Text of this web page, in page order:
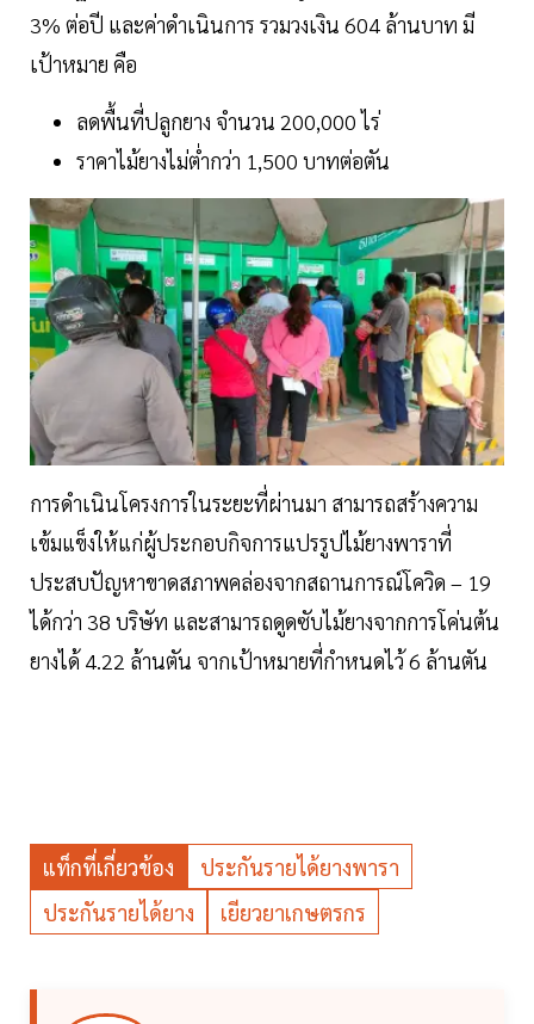
3% ต่อปี และค่าดำเนินการ รวมวงเงิน 604 ล้านบาท มี
เป้าหมาย คือ
ลดพื้นที่ปลูกยาง จำนวน 200,000 ไร่
ราคาไม้ยางไม่ต่ำกว่า 1,500 บาทต่อตัน
การดำเนินโครงการในระยะที่ผ่านมา สามารถสร้างความ
เข้มแข็งให้แก่ผู้ประกอบกิจการแปรรูปไม้ยางพาราที่
ประสบปัญหาขาดสภาพคล่องจากสถานการณ์โควิด – 19
ได้กว่า 38 บริษัท และสามารถดูดซับไม้ยางจากการโค่นต้น
ยางได้ 4.22 ล้านตัน จากเป้าหมายที่กำหนดไว้ 6 ล้านตัน
แท็กที่เกี่ยวข้อง
ประกันรายได้ยางพารา
ประกันรายได้ยาง
เยียวยาเกษตรกร